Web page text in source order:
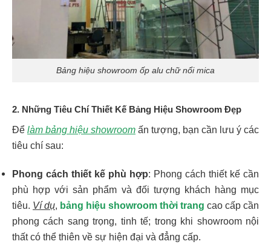
Bảng hiệu showroom ốp alu chữ nổi mica
2. Những Tiêu Chí Thiết Kế Bảng Hiệu Showroom Đẹp
Để làm bảng hiệu showroom ấn tượng, bạn cần lưu ý các
tiêu chí sau:
Phong cách thiết kế phù hợp: Phong cách thiết kế cần
phù hợp với sản phẩm và đối tượng khách hàng mục
tiêu. Ví dụ, bảng hiệu showroom thời trang cao cấp cần
phong cách sang trọng, tinh tế; trong khi showroom nội
thất có thể thiên về sự hiện đại và đẳng cấp.